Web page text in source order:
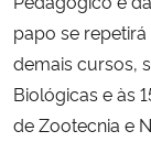
papo se
demais cursos,
Biológicas e às
de Zootecnia e